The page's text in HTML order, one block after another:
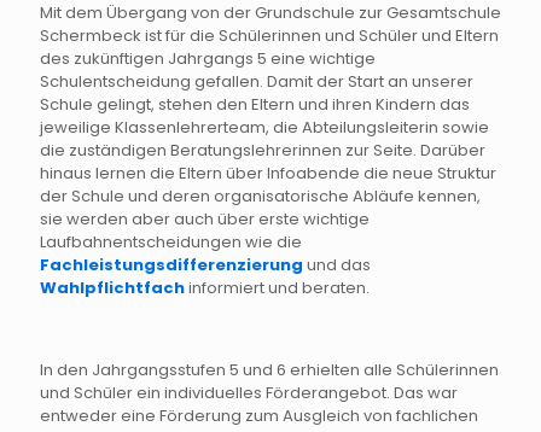
Mit dem Übergang von der Grundschule zur Gesamtschule
Schermbeck ist für die Schülerinnen und Schüler und Eltern
des zukünftigen Jahrgangs 5 eine wichtige
Schulentscheidung gefallen. Damit der Start an unserer
Schule gelingt, stehen den Eltern und ihren Kindern das
jeweilige Klassenlehrerteam, die Abteilungsleiterin sowie
die zuständigen Beratungslehrerinnen zur Seite. Darüber
hinaus lernen die Eltern über Infoabende die neue Struktur
der Schule und deren organisatorische Abläufe kennen,
sie werden aber auch über erste wichtige
Laufbahnentscheidungen wie die
Fachleistungsdifferenzierung und das
Wahlpflichtfachinformiert und beraten.
In den Jahrgangsstufen 5 und 6 erhielten alle Schülerinnen
und Schüler ein individuelles Förderangebot. Das war
entweder eine Förderung zum Ausgleich von fachlichen